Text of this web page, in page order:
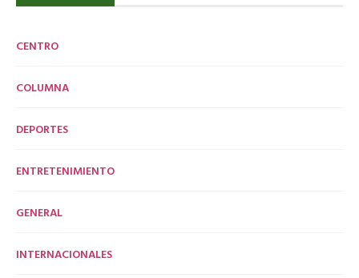
CENTRO
COLUMNA
DEPORTES
ENTRETENIMIENTO
GENERAL
INTERNACIONALES